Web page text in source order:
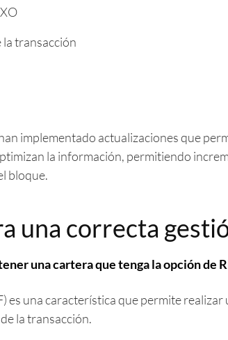
transacción
implementado actualizaciones que
la información, permitiendo
bloque.
una correcta
una cartera que tenga la opción de
es una característica que permite
la transacción.